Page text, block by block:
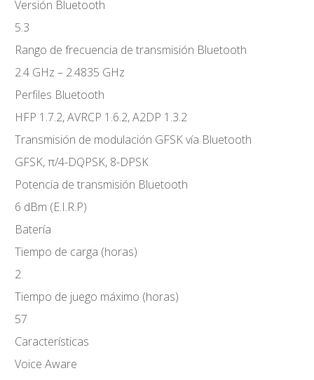
Versión Bluetooth
5.3
Rango de frecuencia de transmisión Bluetooth
2.4 GHz – 2.4835 GHz
Perfiles Bluetooth
HFP 1.7.2, AVRCP 1.6.2, A2DP 1.3.2
Transmisión de modulación GFSK vía Bluetooth
GFSK, π/4-DQPSK, 8-DPSK
Potencia de transmisión Bluetooth
6 dBm (E.I.R.P)
Batería
Tiempo de carga (horas)
2
Tiempo de juego máximo (horas)
57
Características
Voice Aware